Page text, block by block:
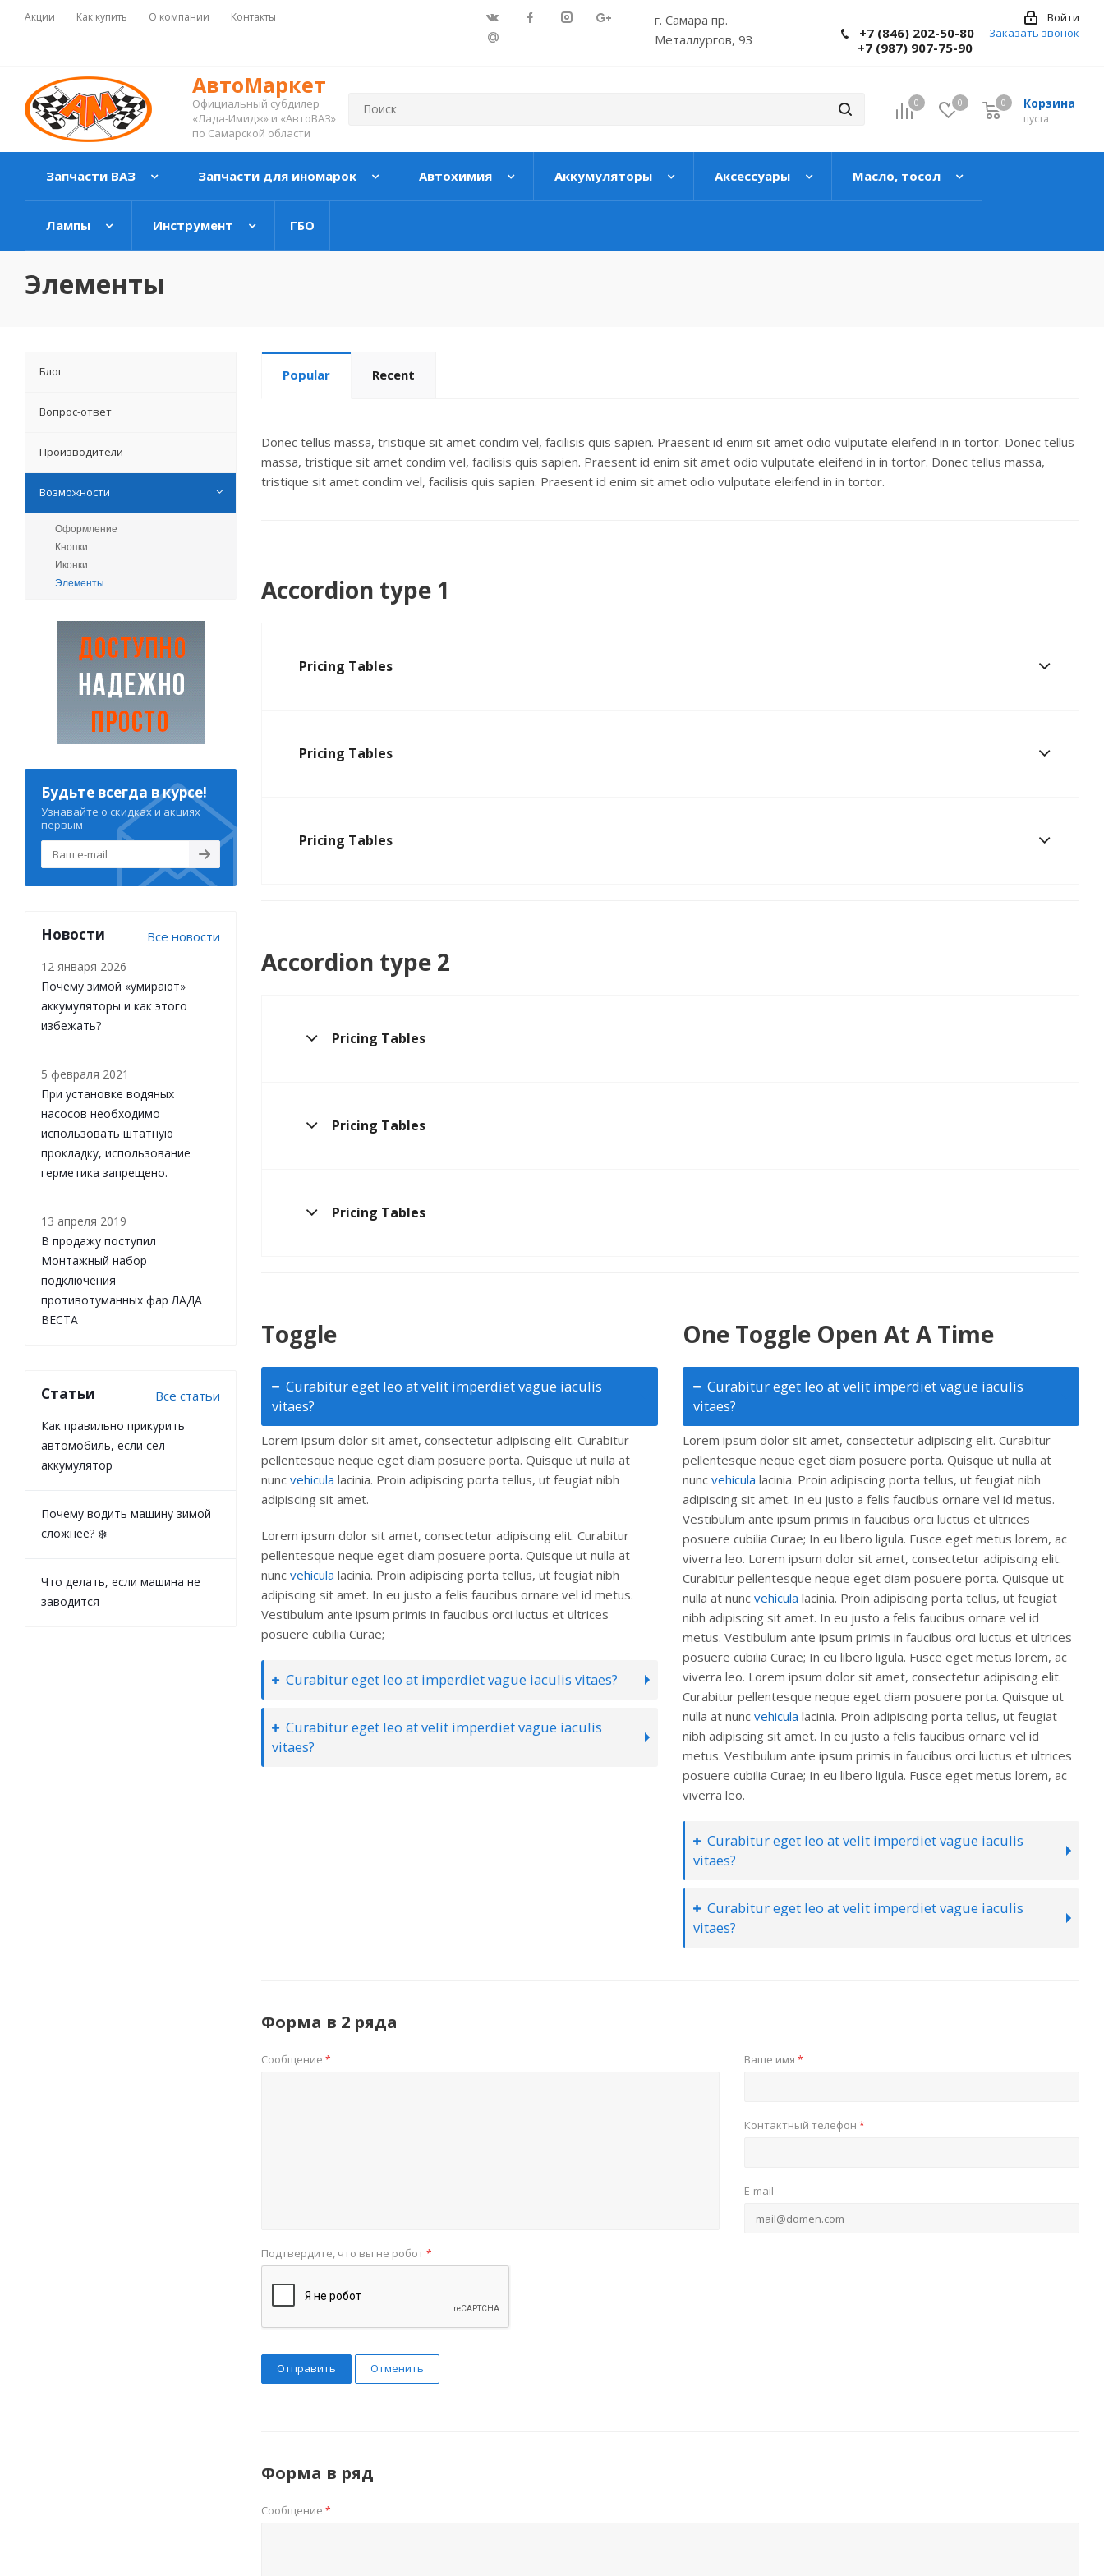
Акции Как купить О компании Контакты
г. Самара пр.
Металлургов, 93
Войти
+7 (846) 202-50-80
+7 (987) 907-75-90
Заказать звонок
АвтоМаркет
Официальный субдилер
«Лада-Имидж» и «АвтоВАЗ»
по Самарской области
0 0 Корзина
пуста
0
Запчасти ВАЗ Запчасти для иномарок Автохимия Аккумуляторы Аксессуары Масло, тосол
Лампы Инструмент ГБО
Элементы
Popular Recent
Donec tellus massa, tristique sit amet condim vel, facilisis quis sapien. Praesent id enim sit amet odio vulputate eleifend in in tortor. Donec tellus
massa, tristique sit amet condim vel, facilisis quis sapien. Praesent id enim sit amet odio vulputate eleifend in in tortor. Donec tellus massa,
tristique sit amet condim vel, facilisis quis sapien. Praesent id enim sit amet odio vulputate eleifend in in tortor.
Accordion type 1
Pricing Tables
Pricing Tables
Pricing Tables
Accordion type 2
Pricing Tables
Pricing Tables
Pricing Tables
Toggle
Curabitur eget leo at velit imperdiet vague iaculis
vitaes?
Lorem ipsum dolor sit amet, consectetur adipiscing elit. Curabitur
pellentesque neque eget diam posuere porta. Quisque ut nulla at
nunc vehicula lacinia. Proin adipiscing porta tellus, ut feugiat nibh
adipiscing sit amet.
Lorem ipsum dolor sit amet, consectetur adipiscing elit. Curabitur
pellentesque neque eget diam posuere porta. Quisque ut nulla at
nunc vehicula lacinia. Proin adipiscing porta tellus, ut feugiat nibh
adipiscing sit amet. In eu justo a felis faucibus ornare vel id metus.
Vestibulum ante ipsum primis in faucibus orci luctus et ultrices
posuere cubilia Curae;
Curabitur eget leo at imperdiet vague iaculis vitaes?
Curabitur eget leo at velit imperdiet vague iaculis
vitaes?
One Toggle Open At A Time
Curabitur eget leo at velit imperdiet vague iaculis
vitaes?
Lorem ipsum dolor sit amet, consectetur adipiscing elit. Curabitur
pellentesque neque eget diam posuere porta. Quisque ut nulla at
nunc vehicula lacinia. Proin adipiscing porta tellus, ut feugiat nibh
adipiscing sit amet. In eu justo a felis faucibus ornare vel id metus.
Vestibulum ante ipsum primis in faucibus orci luctus et ultrices
posuere cubilia Curae; In eu libero ligula. Fusce eget metus lorem, ac
viverra leo. Lorem ipsum dolor sit amet, consectetur adipiscing elit.
Curabitur pellentesque neque eget diam posuere porta. Quisque ut
nulla at nunc vehicula lacinia. Proin adipiscing porta tellus, ut feugiat
nibh adipiscing sit amet. In eu justo a felis faucibus ornare vel id
metus. Vestibulum ante ipsum primis in faucibus orci luctus et ultrices
posuere cubilia Curae; In eu libero ligula. Fusce eget metus lorem, ac
viverra leo. Lorem ipsum dolor sit amet, consectetur adipiscing elit.
Curabitur pellentesque neque eget diam posuere porta. Quisque ut
nulla at nunc vehicula lacinia. Proin adipiscing porta tellus, ut feugiat
nibh adipiscing sit amet. In eu justo a felis faucibus ornare vel id
metus. Vestibulum ante ipsum primis in faucibus orci luctus et ultrices
posuere cubilia Curae; In eu libero ligula. Fusce eget metus lorem, ac
viverra leo.
Curabitur eget leo at velit imperdiet vague iaculis
vitaes?
Curabitur eget leo at velit imperdiet vague iaculis
vitaes?
Форма в 2 ряда
Сообщение * Ваше имя *
Контактный телефон *
E-mail
Подтвердите, что вы не робот*
Отправить Отменить
Форма в ряд
Сообщение *
Блог
Вопрос-ответ
Производители
Возможности
Оформление
Кнопки
Иконки
Элементы
Будьте всегда в курсе!
Узнавайте о скидках и акциях
первым
Новости Все новости
12 января 2026
Почему зимой «умирают»
аккумуляторы и как этого
избежать?
5 февраля 2021
При установке водяных
насосов необходимо
использовать штатную
прокладку, использование
герметика запрещено.
13 апреля 2019
В продажу поступил
Монтажный набор
подключения
противотуманных фар ЛАДА
ВЕСТА
Статьи Все статьи
Как правильно прикурить
автомобиль, если сел
аккумулятор
Почему водить машину зимой
сложнее? ❄️
Что делать, если машина не
заводится